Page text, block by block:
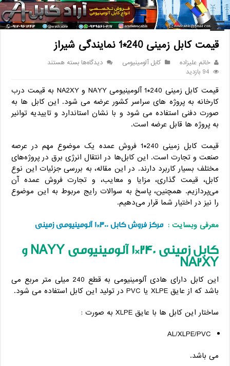
خانه / کابل / کابل آلومینیومی / قیمت کابل زمینی 240*1 نمایندگی شیراز
قیمت کابل زمینی 240*1 نمایندگی شیراز
خانم علیزاده کابل آلومینیومی دیدگاه‌هابرای
زمینی
240*1
نمایندگی
شیراز
بسته هستند
94 بازدید
قیمت کابل زمینی 240*1 آلومینیومی NAYY و NA2XY به قیمت درب
کارخانه به پروژه های سراسر کشور عرضه می شود. این کابل ها به
صورت دفنی استفاده می شود و با نشان استاندارد و تاییدیه توانیر
به پروژه ها قابل عرضه است.
قیمت کابل زمینی 240*1 فروش عمده یک موضوع مهم در عرصه
صنعت و تجارت است. این کابل‌ها در انتقال انرژی برق در پروژه‌های
مختلف بسیار کاربرد دارند. در این مقاله، به بررسی جزئیات این نوع
کابل، قیمت‌ گذاری، مزایا و معایب، و تجارت فروش عمده آن
می‌پردازیم. همچنین، پاسخ به سوالات رایج مربوط به این موضوع
را نیز در اختیار شما قرار می‌دهیم.
معرفی وبسایت : مرکز فروش کابل 300*1 آلومینیومی زمینی
کابل زمینی 240*1 آلومینیومی NAYYو
NA2XY
این کابل دارای هادی آلومینیومی به قطع 240 میلی متر مربع می
باشد که از عایق XLPE یا PVC در تولید این کابل استفاده می شود.
ساختار این کابل ها با عایق XLPE به صورت :
AL/XLPE/PVC
می باشد.